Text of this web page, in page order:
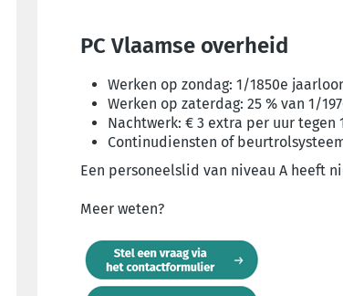
PC Vlaamse overheid
Werken op zondag: 1/1850e
Werken op zaterdag: 25 % van 1/
Nachtwerk: € 3 extra per uur tegen
Continudiensten of
Een personeelslid van niveau A heeft
Meer weten?